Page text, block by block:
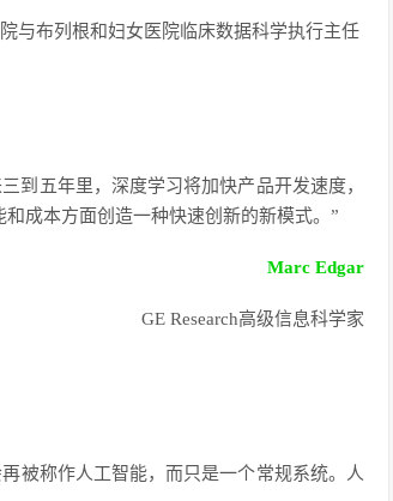
与布列根和妇女医院临床数据科学执行主任
到五年里，深度学习将加快产品开发速度，
成本方面创造一种快速创新的新模式。”
Marc Edgar
GE Research高级信息科学家
被称作人工智能，而只是一个常规系统。人